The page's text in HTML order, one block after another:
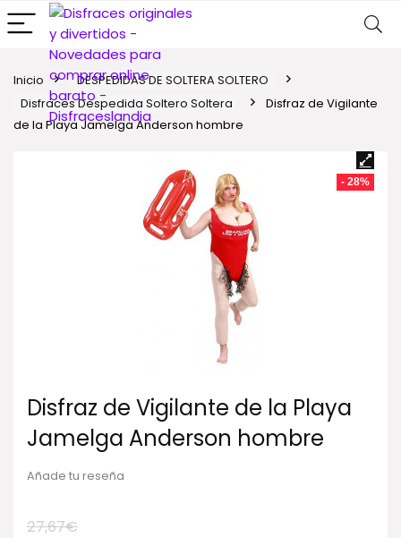
Inicio
DESPEDIDAS DE SOLTERA SOLTERO
Disfraces Despedida Soltero Soltera
Disfraz de Vigilante
de la Playa Jamelga Anderson hombre
- 28%
Disfraz de Vigilante de la Playa
Jamelga Anderson hombre
Añade tu reseña
27,67€